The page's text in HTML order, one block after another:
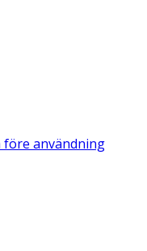
före användning